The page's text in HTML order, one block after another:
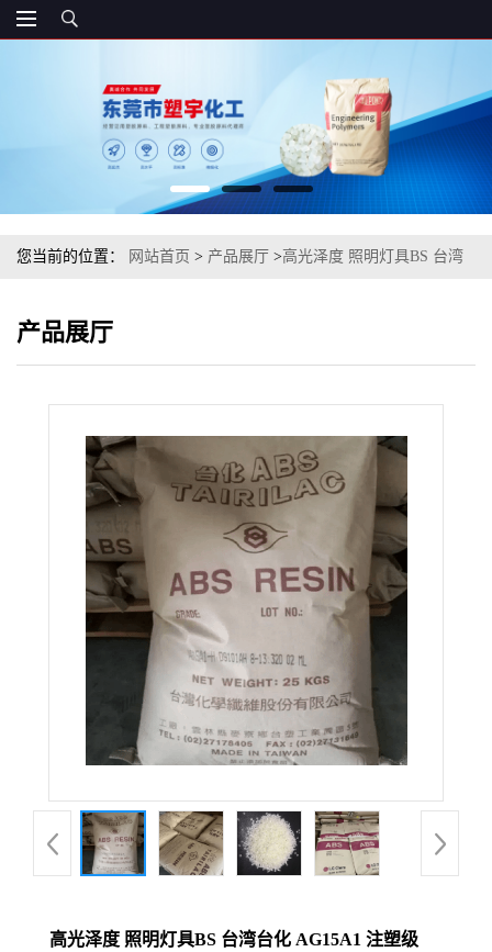
您当前的位置： 网站首页 > 产品展厅 >高光泽度 照明灯具BS 台湾
产品展厅
高光泽度 照明灯具BS 台湾台化 AG15A1 注塑级